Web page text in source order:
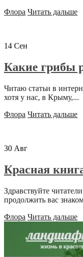
Флора Читать дальше
14 Сен
Какие грибы
Читаю статьи в
хотя у нас, в Крыму,...
Флора Читать дальше
30 Авг
Красная
Здравствуйте
продолжить вас
Флора Читать дальше